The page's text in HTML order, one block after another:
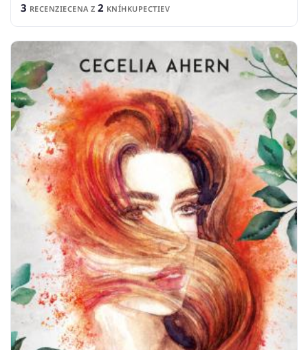
3 RECENZIECENA Z 2 KNÍHKUPECTIEV